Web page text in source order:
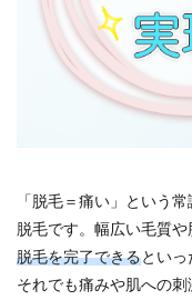
「脱毛＝痛い」という
脱毛です。幅広い毛質
脱毛を完了できるといっ
それでも痛みや肌への